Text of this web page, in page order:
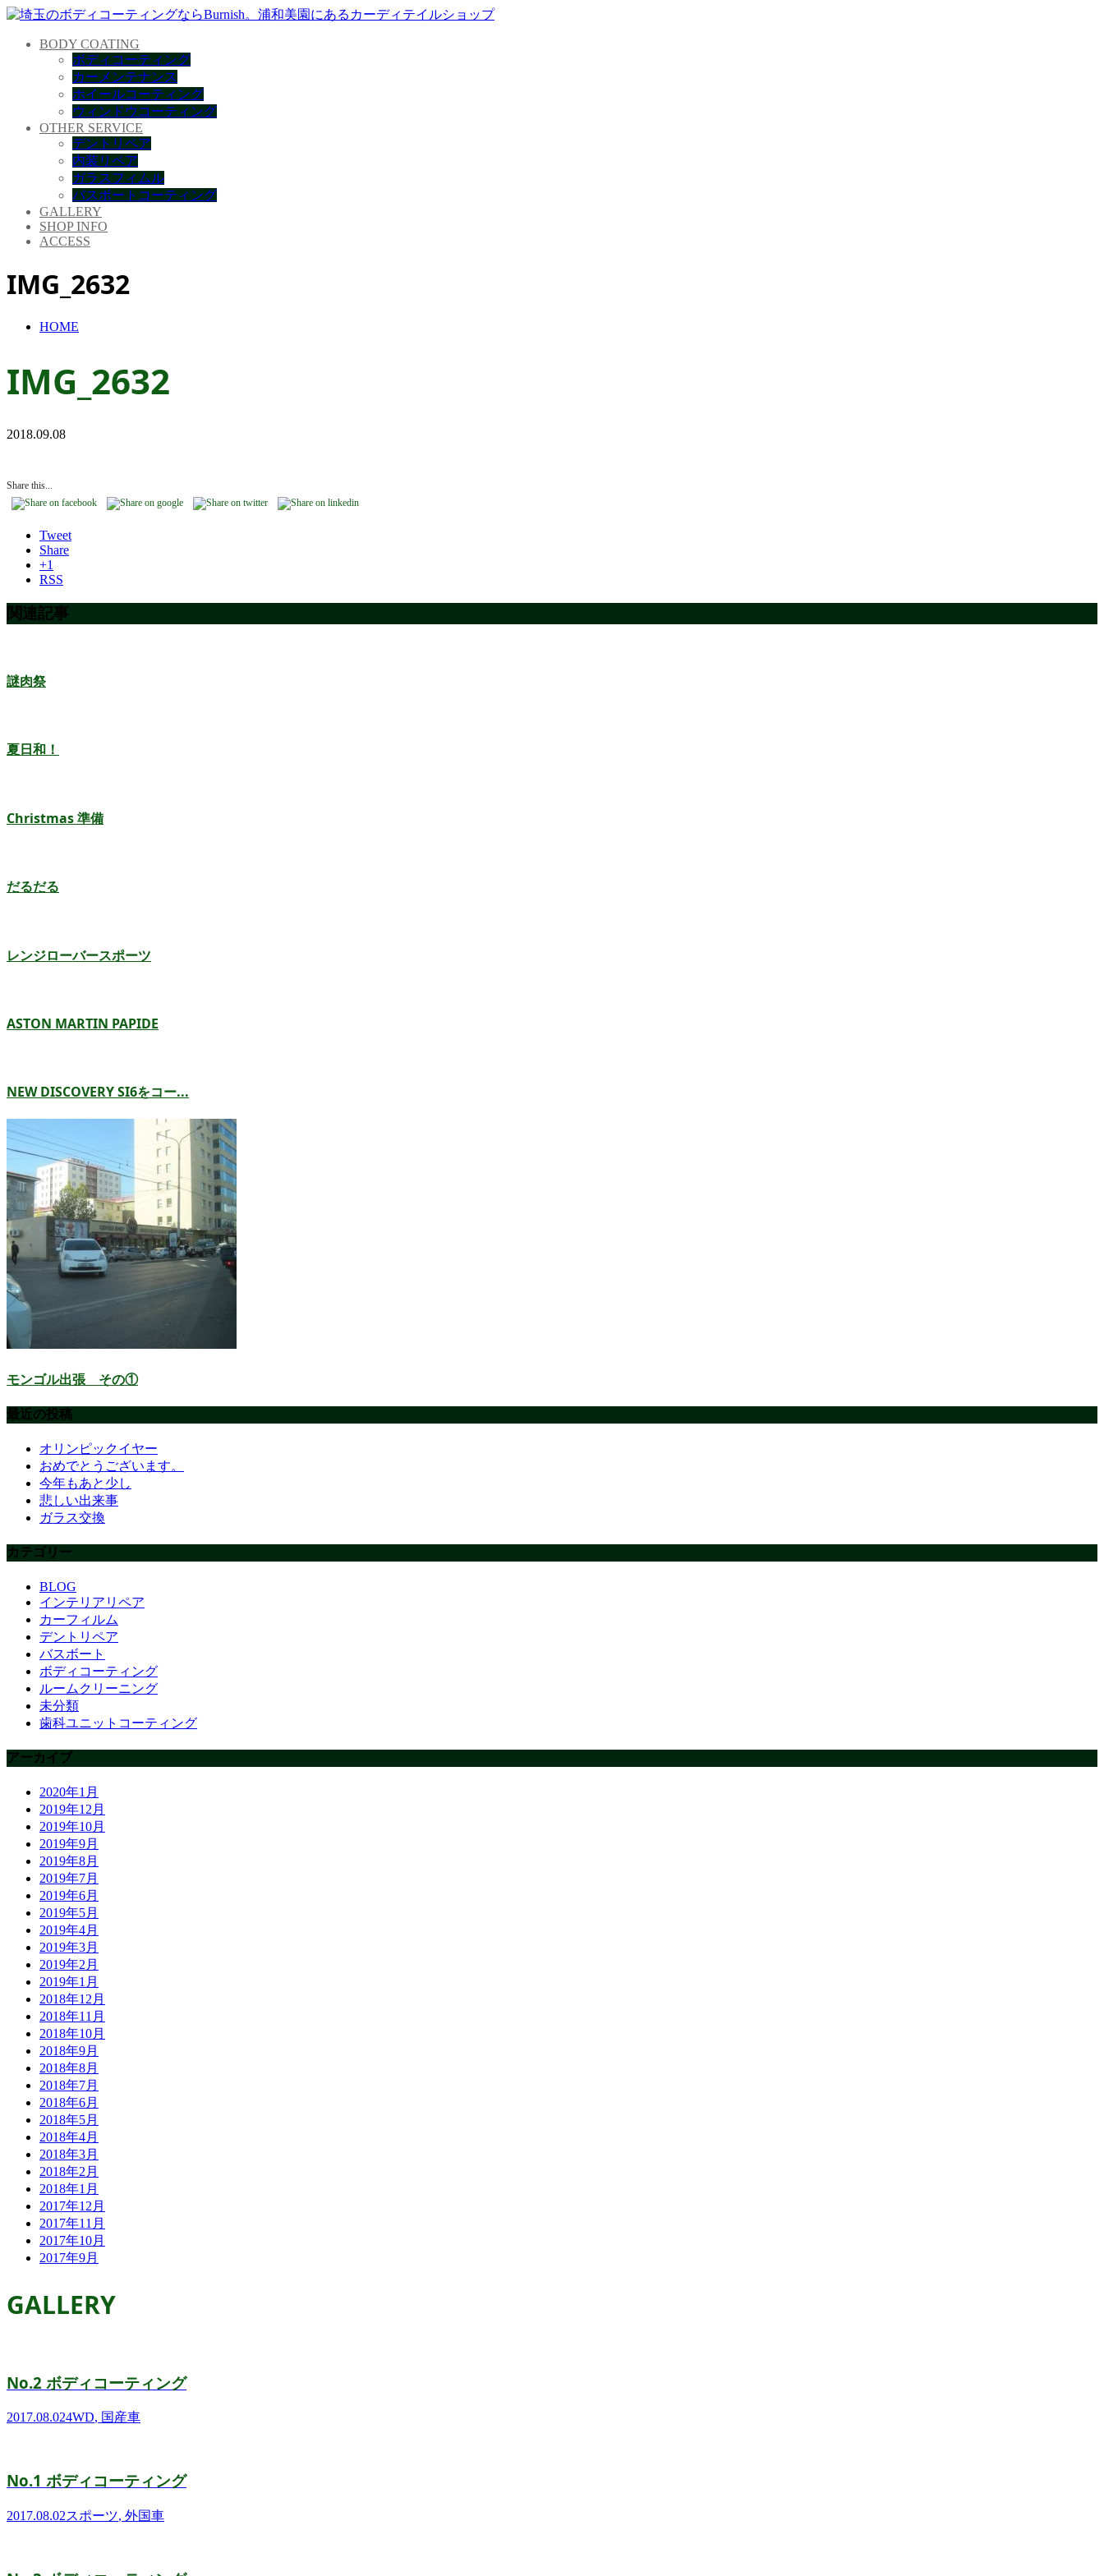
BODY COATING
ボディコーティング
カーメンテナンス
ホイールコーティング
ウィンドウコーティング
OTHER SERVICE
デントリペア
内装リペア
ガラスフィムル
バスボートコーティング
GALLERY
SHOP INFO
ACCESS
IMG_2632
HOME
IMG_2632
2018.09.08
Share this...
Tweet
Share
+1
RSS
関連記事
謎肉祭
夏日和！
Christmas 準備
だるだる
レンジローバースポーツ
ASTON MARTIN PAPIDE
NEW DISCOVERY SI6をコー...
モンゴル出張 その①
最近の投稿
オリンピックイヤー
おめでとうございます。
今年もあと少し
悲しい出来事
ガラス交換
カテゴリー
BLOG
インテリアリペア
カーフィルム
デントリペア
バスボート
ボディコーティング
ルームクリーニング
未分類
歯科ユニットコーティング
アーカイブ
2020年1月
2019年12月
2019年10月
2019年9月
2019年8月
2019年7月
2019年6月
2019年5月
2019年4月
2019年3月
2019年2月
2019年1月
2018年12月
2018年11月
2018年10月
2018年9月
2018年8月
2018年7月
2018年6月
2018年5月
2018年4月
2018年3月
2018年2月
2018年1月
2017年12月
2017年11月
2017年10月
2017年9月
GALLERY
No.2 ボディコーティング
2017.08.024WD, 国産車
No.1 ボディコーティング
2017.08.02スポーツ, 外国車